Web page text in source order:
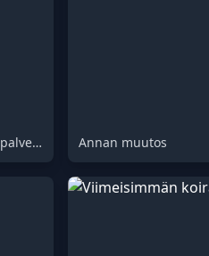
Nöyrä aamupala omistautuneelle palvelijalle Annan muutos